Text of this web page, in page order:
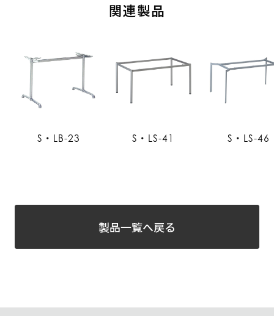
関連製品
S・LB-23 S・LS-41 S・LS-46
製品一覧へ戻る